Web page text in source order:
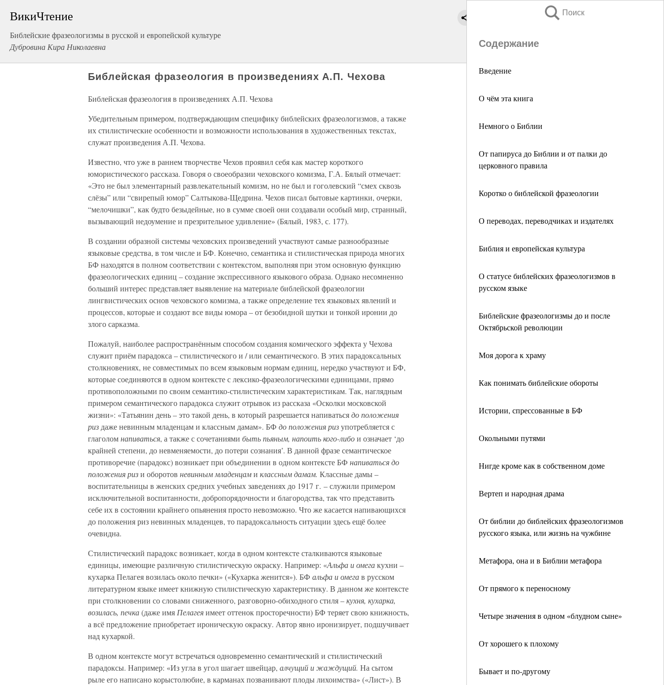
ВикиЧтение
Библейские фразеологизмы в русской и европейской культуре
Дубровина Кира Николаевна
Поиск
Содержание
Введение
О чём эта книга
Немного о Библии
От папируса до Библии и от палки до
церковного правила
Коротко о библейской фразеологии
О переводах, переводчиках и издателях
Библия и европейская культура
О статусе библейских фразеологизмов в
русском языке
Библейские фразеологизмы до и после
Октябрьской революции
Моя дорога к храму
Как понимать библейские обороты
Истории, спрессованные в БФ
Окольными путями
Нигде кроме как в собственном доме
Вертеп и народная драма
От библии до библейских фразеологизмов
русского языка, или жизнь на чужбине
Метафора, она и в Библии метафора
От прямого к переносному
Четыре значения в одном «блудном сыне»
От хорошего к плохому
Бывает и по-другому
Библейская фразеология в произведениях А.П. Чехова
Библейская фразеология в произведениях А.П. Чехова
Убедительным примером, подтверждающим специфику библейских фразеологизмов, а также
их стилистические особенности и возможности использования в художественных текстах,
служат произведения А.П. Чехова.
Известно, что уже в раннем творчестве Чехов проявил себя как мастер короткого
юмористического рассказа. Говоря о своеобразии чеховского комизма, Г.А. Бялый отмечает:
«Это не был элементарный развлекательный комизм, но не был и гоголевский “смех сквозь
слёзы” или “свирепый юмор” Салтыкова-Щедрина. Чехов писал бытовые картинки, очерки,
“мелочишки”, как будто безыдейные, но в сумме своей они создавали особый мир, странный,
вызывающий недоумение и презрительное удивление» (Бялый, 1983, с. 177).
В создании образной системы чеховских произведений участвуют самые разнообразные
языковые средства, в том числе и БФ. Конечно, семантика и стилистическая природа многих
БФ находятся в полном соответствии с контекстом, выполняя при этом основную функцию
фразеологических единиц – создание экспрессивного языкового образа. Однако несомненно
больший интерес представляет выявление на материале библейской фразеологии
лингвистических основ чеховского комизма, а также определение тех языковых явлений и
процессов, которые и создают все виды юмора – от безобидной шутки и тонкой иронии до
злого сарказма.
Пожалуй, наиболее распространённым способом создания комического эффекта у Чехова
служит приём парадокса – стилистического и / или семантического. В этих парадоксальных
столкновениях, не совместимых по всем языковым нормам единиц, нередко участвуют и БФ,
которые соединяются в одном контексте с лексико-фразеологическими единицами, прямо
противоположными по своим семантико-стилистическим характеристикам. Так, наглядным
примером семантического парадокса служит отрывок из рассказа «Осколки московской
жизни»: «Татьянин день – это такой день, в который разрешается напиватьсядо положения
риз даже невинным младенцам и классным дамам». БФ до положения ризупотребляется с
глаголомнапиваться, а также с сочетаниями быть пьяным, напоить кого-либои означает ‘до
крайней степени, до невменяемости, до потери сознания’. В данной фразе семантическое
противоречие (парадокс) возникает при объединении в одном контексте БФ напиваться до
положения ризи оборотов невинным младенцами классным дамам. Классные дамы –
воспитательницы в женских средних учебных заведениях до 1917 г. – служили примером
исключительной воспитанности, добропорядочности и благородства, так что представить
себе их в состоянии крайнего опьянения просто невозможно. Что же касается напивающихся
до положения риз невинных младенцев, то парадоксальность ситуации здесь ещё более
очевидна.
Стилистический парадокс возникает, когда в одном контексте сталкиваются языковые
единицы, имеющие различную стилистическую окраску. Например: «Альфа и омегакухни –
кухарка Пелагея возилась около печки» («Кухарка женится»). БФ альфа и омегав русском
литературном языке имеет книжную стилистическую характеристику. В данном же контексте
при столкновении со словами сниженного, разговорно-обиходного стиля –кухня, кухарка,
возилась, печка(даже имя Пелагеяимеет оттенок просторечности) БФ теряет свою книжность,
а всё предложение приобретает ироническую окраску. Автор явно иронизирует, подшучивает
над кухаркой.
В одном контексте могут встречаться одновременно семантический и стилистический
парадоксы. Например: «Из угла в угол шагает швейцар, алчущий и жаждущий. На сытом
рыле его написано корыстолюбие, в карманах позванивают плоды лихоимства» («Лист»). В